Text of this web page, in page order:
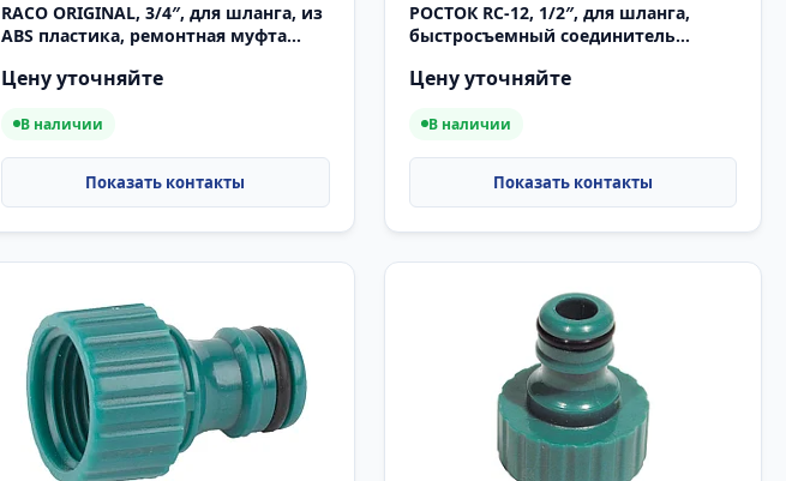
RACO ORIGINAL, 3/4″, для шланга, из
ABS пластика, ремонтная муфта
Цену уточняйте
В наличии
РОСТОК RC-12, 1/2″, для шланга,
быстросъемный соединитель
Цену уточняйте
В наличии